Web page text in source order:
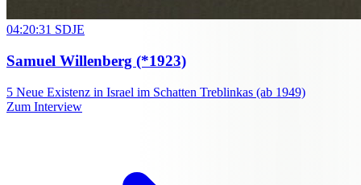
04:20:31 SDJE
Samuel Willenberg (*1923)
5 Neue Existenz in Israel im Schatten Treblinkas (ab 1949)
Zum Interview